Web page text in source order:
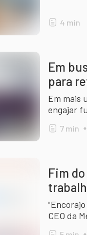
4 min
Em
para
Em mais
engajar
7 min
Fim
CEO da